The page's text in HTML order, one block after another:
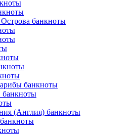
банкноты
банкноты
банкноты
(Англия) банкноты